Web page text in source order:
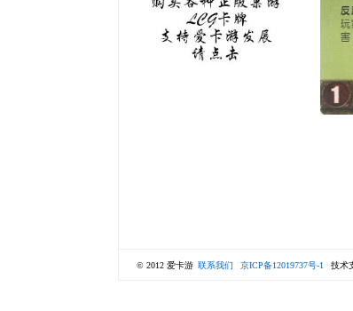
© 2012 爱卡游 联系我们 京ICP备12019737号-1 技术